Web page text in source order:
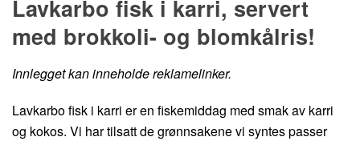
Lavkarbo fisk i karri, servert
med brokkoli- og blomkålris!
Innlegget kan inneholde reklamelinker.
Lavkarbo fisk i karri er en fiskemiddag med smak av karri
og kokos. Vi har tilsatt de grønnsakene vi syntes passer